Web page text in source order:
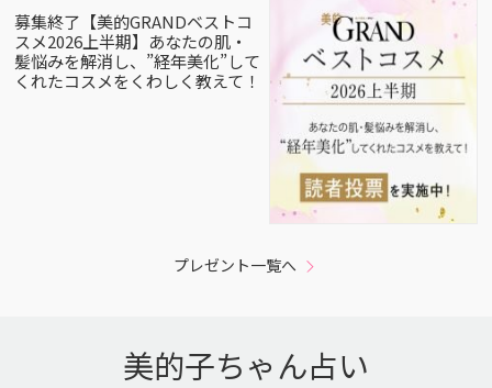
募集終了【美的GRANDベストコ
スメ2026上半期】あなたの肌・
髪悩みを解消し、”経年美化”して
くれたコスメをくわしく教えて！
プレゼント一覧へ
美的子ちゃん占い